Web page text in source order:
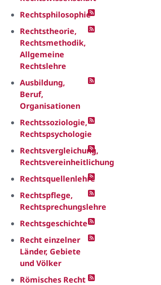
Rechtsphilosophie
Rechtstheorie,
Rechtsmethodik,
Allgemeine
Rechtslehre
Ausbildung,
Beruf,
Organisationen
Rechtssoziologie,
Rechtspsychologie
Rechtsvergleichung,
Rechtsvereinheitlichung
Rechtsquellenlehre
Rechtspflege,
Rechtsprechungslehre
Rechtsgeschichte
Recht einzelner
Länder, Gebiete
und Völker
Römisches Recht